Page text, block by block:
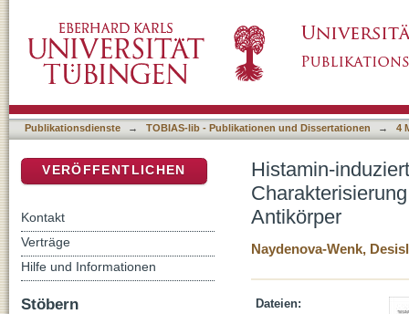
pharmakologische Wirkstoffe und
Publikationsdienste → TOBIAS-lib - Publikationen und Dissertationen → 4
Histamin-
Antikörper
Naydenova-Wenk,
Dateien:
VERÖFFENTLICHEN
Kontakt
Verträge
Hilfe und Informationen
Stöbern